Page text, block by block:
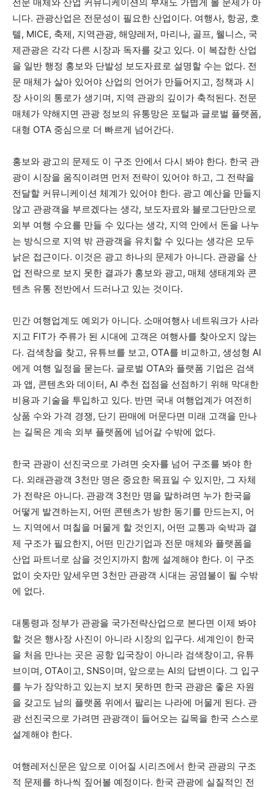
전문 매체와 산업 커뮤니케이션의 부재도 가볍게 볼 문제가 아
니다. 관광산업은 전문성이 필요한 산업이다. 여행사, 항공, 호
텔, MICE, 축제, 지역관광, 해양레저, 마리나, 골프, 웰니스, 국
제관광은 각각 다른 시장과 독자를 갖고 있다. 이 복잡한 산업
을 일반 행정 홍보와 단발성 보도자료로 설명할 수는 없다. 전
문 매체가 살아 있어야 산업의 언어가 만들어지고, 정책과 시
장 사이의 통로가 생기며, 지역 관광의 깊이가 축적된다. 전문
매체가 약해지면 관광 정보의 유통망은 포털과 글로벌 플랫폼,
대형 OTA 중심으로 더 빠르게 넘어간다.
홍보와 광고의 문제도 이 구조 안에서 다시 봐야 한다. 한국 관
광이 시장을 움직이려면 먼저 전략이 있어야 하고, 그 전략을
전달할 커뮤니케이션 체계가 있어야 한다. 광고 예산을 만들지
않고 관광객을 부르겠다는 생각, 보도자료와 블로그단만으로
외부 여행 수요를 만들 수 있다는 생각, 지역 안에서 돈을 나누
는 방식으로 지역 밖 관광객을 유치할 수 있다는 생각은 모두
낡은 접근이다. 이것은 광고 하나의 문제가 아니다. 관광을 산
업 전략으로 보지 못한 결과가 홍보와 광고, 매체 생태계와 콘
텐츠 유통 전반에서 드러나고 있는 것이다.
민간 여행업계도 예외가 아니다. 소매여행사 네트워크가 사라
지고 FIT가 주류가 된 시대에 고객은 여행사를 찾아오지 않는
다. 검색창을 찾고, 유튜브를 보고, OTA를 비교하고, 생성형 AI
에게 여행 일정을 묻는다. 글로벌 OTA와 플랫폼 기업은 검색
과 앱, 콘텐츠와 데이터, AI 추천 접점을 선점하기 위해 막대한
비용과 기술을 투입하고 있다. 반면 국내 여행업계가 여전히
상품 수와 가격 경쟁, 단기 판매에 머문다면 미래 고객을 만나
는 길목은 계속 외부 플랫폼에 넘어갈 수밖에 없다.
한국 관광이 선진국으로 가려면 숫자를 넘어 구조를 봐야 한
다. 외래관광객 3천만 명은 중요한 목표일 수 있지만, 그 자체
가 전략은 아니다. 관광객 3천만 명을 말하려면 누가 한국을
어떻게 발견하는지, 어떤 콘텐츠가 방한 동기를 만드는지, 어
느 지역에서 며칠을 머물게 할 것인지, 어떤 교통과 숙박과 결
제 구조가 필요한지, 어떤 민간기업과 전문 매체와 플랫폼을
산업 파트너로 삼을 것인지까지 함께 설계해야 한다. 이 구조
없이 숫자만 앞세우면 3천만 관광객 시대는 공염불이 될 수밖
에 없다.
대통령과 정부가 관광을 국가전략산업으로 본다면 이제 봐야
할 것은 행사장 사진이 아니라 시장의 입구다. 세계인이 한국
을 처음 만나는 곳은 공항 입국장이 아니라 검색창이고, 유튜
브이며, OTA이고, SNS이며, 앞으로는 AI의 답변이다. 그 입구
를 누가 장악하고 있는지 보지 못하면 한국 관광은 좋은 자원
을 갖고도 남의 플랫폼 위에서 팔리는 나라에 머물게 된다. 관
광 선진국으로 가려면 관광객이 들어오는 길목을 한국 스스로
설계해야 한다.
여행레저신문은 앞으로 이어질 시리즈에서 한국 관광의 구조
적 문제를 하나씩 짚어볼 예정이다. 한국 관광에 실질적인 전